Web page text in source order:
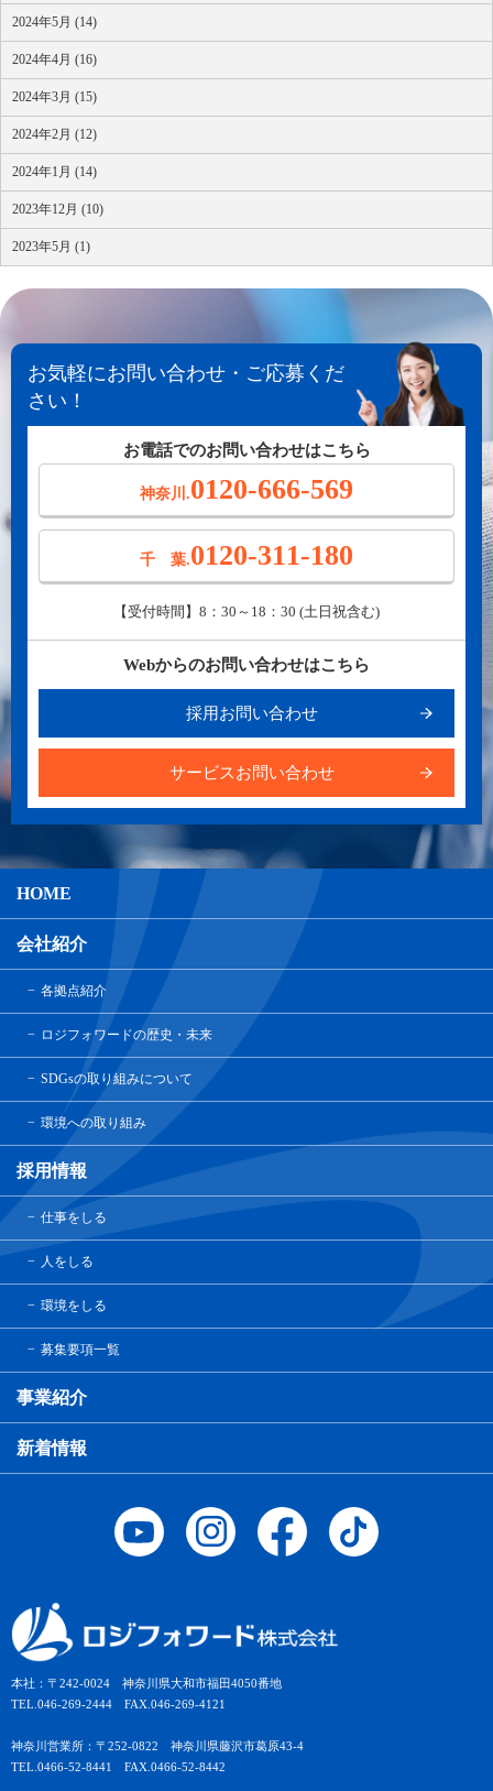
2024年5月 (14)
2024年4月 (16)
2024年3月 (15)
2024年2月 (12)
2024年1月 (14)
2023年12月 (10)
2023年5月 (1)
お気軽にお問い合わせ・ご応募くだ
さい！
お電話でのお問い合わせはこちら
神奈川.0120-666-569
千 葉.0120-311-180
【受付時間】8：30～18：30 (土日祝含む)
Webからのお問い合わせはこちら
採用お問い合わせ
サービスお問い合わせ
本社：〒242-0024 神奈川県大和市福田4050番地
TEL.046-269-2444 FAX.046-269-4121
神奈川営業所：〒252-0822 神奈川県藤沢市葛原43-4
TEL.0466-52-8441 FAX.0466-52-8442
HOME
会社紹介
各拠点紹介
ロジフォワードの歴史・未来
SDGsの取り組みについて
環境への取り組み
採用情報
仕事をしる
人をしる
環境をしる
募集要項一覧
事業紹介
新着情報